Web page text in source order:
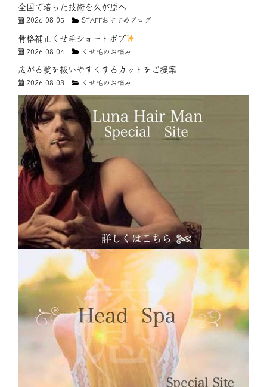
全国で培った技術を久が原へ
2026-08-05 STAFFおすすめブログ
骨格補正くせ毛ショートボブ
2026-08-04 くせ毛のお悩み
広がる髪を扱いやすくするカットをご提案
2026-08-03 くせ毛のお悩み